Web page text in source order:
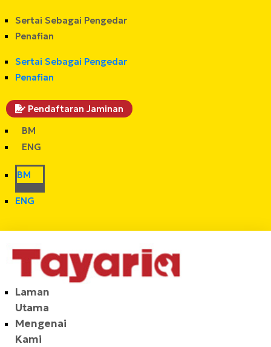
Sertai Sebagai Pengedar
Penafian
Sertai Sebagai Pengedar
Penafian
Pendaftaran Jaminan
BM
ENG
BM
ENG
Laman
Utama
Mengenai
Kami